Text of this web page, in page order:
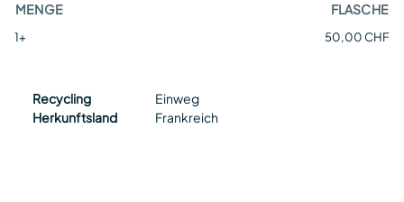
MENGE FLASCHE
1+ 50,00 CHF
Recycling
Einweg
Herkunftsland
Frankreich